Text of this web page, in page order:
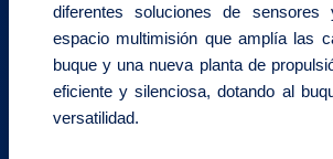
diferentes soluciones de sensores
espacio multimisión que amplía las
buque y una nueva planta de
eficiente y silenciosa, dotando al
versatilidad.